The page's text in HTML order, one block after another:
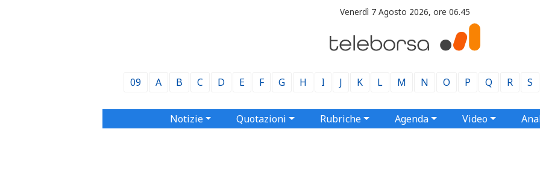
Venerdì 7 Agosto 2026, ore 06.45
09 A B C D E F G H I J K L M N O P Q R S
Notizie Quotazioni Rubriche Agenda Video